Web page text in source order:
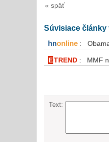
« späť
Súvisiace články
hnonline :
ETREND : MMF
Text: